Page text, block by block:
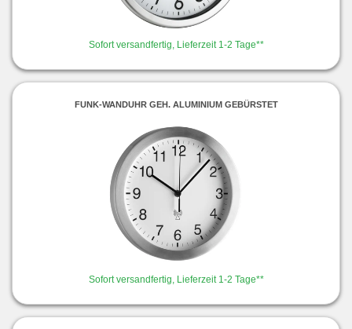
Sofort versandfertig, Lieferzeit 1-2 Tage**
FUNK-WANDUHR GEH. ALUMINIUM GEBÜRSTET
Sofort versandfertig, Lieferzeit 1-2 Tage**